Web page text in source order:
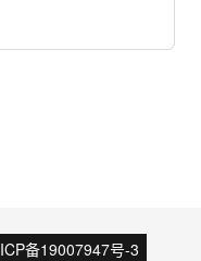
备19007947号-3